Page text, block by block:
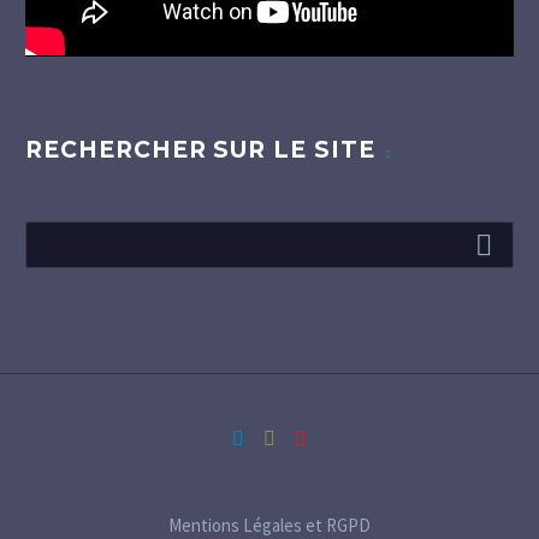
RECHERCHER SUR LE SITE
Mentions Légales et RGPD